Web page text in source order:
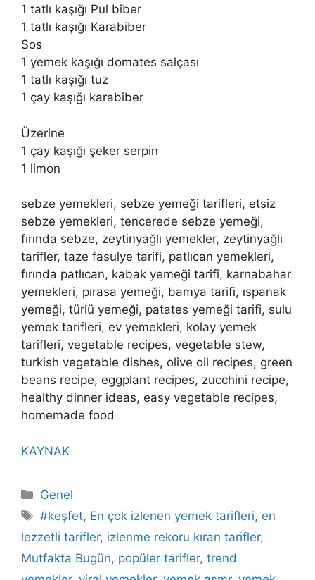
1 tatlı kaşığı Pul biber
1 tatlı kaşığı Karabiber
Sos
1 yemek kaşığı domates salçası
1 tatlı kaşığı tuz
1 çay kaşığı karabiber
Üzerine
1 çay kaşığı şeker serpin
1 limon
sebze yemekleri, sebze yemeği tarifleri, etsiz
sebze yemekleri, tencerede sebze yemeği,
fırında sebze, zeytinyağlı yemekler, zeytinyağlı
tarifler, taze fasulye tarifi, patlıcan yemekleri,
fırında patlıcan, kabak yemeği tarifi, karnabahar
yemekleri, pırasa yemeği, bamya tarifi, ıspanak
yemeği, türlü yemeği, patates yemeği tarifi, sulu
yemek tarifleri, ev yemekleri, kolay yemek
tarifleri, vegetable recipes, vegetable stew,
turkish vegetable dishes, olive oil recipes, green
beans recipe, eggplant recipes, zucchini recipe,
healthy dinner ideas, easy vegetable recipes,
homemade food
KAYNAK
Kategoriler
Genel
Etiketler
#keşfet, En çok izlenen yemek tarifleri, en
lezzetli tarifler, izlenme rekoru kıran tarifler,
Mutfakta Bugün, popüler tarifler, trend